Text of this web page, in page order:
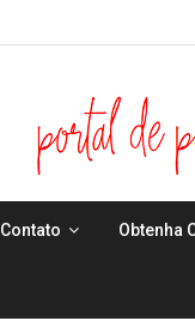
Contato Obtenha